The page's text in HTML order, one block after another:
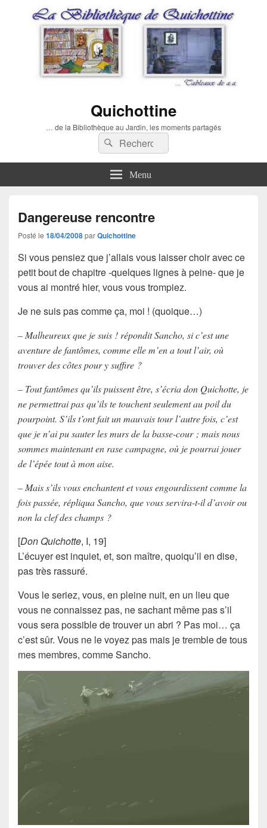
Quichottine
… de la Bibliothèque au Jardin, les moments partagés
Recherche :
Rechercher
Menu
Dangereuse rencontre
Posté le 18/04/2008parQuichottine
Si vous pensiez que j’allais vous laisser choir avec ce
petit bout de chapitre -quelques lignes à peine- que je
vous ai montré hier, vous vous trompiez.
Je ne suis pas comme ça, moi ! (quoique…)
– Malheureux que je suis ! répondit Sancho, si c’est une
aventure de fantômes, comme elle m’en a tout l’air, où
trouver des côtes pour y suffire ?
– Tout fantômes qu’ils puissent être, s’écria don Quichotte, je
ne permettrai pas qu’ils te touchent seulement au poil du
pourpoint. S’ils t’ont fait un mauvais tour l’autre fois, c’est
que je n’ai pu sauter les murs de la basse-cour ; mais nous
sommes maintenant en rase campagne, où je pourrai jouer
de l’épée tout à mon aise.
– Mais s’ils vous enchantent et vous engourdissent comme la
fois passée, répliqua Sancho, que vous servira-t-il d’avoir ou
non la clef des champs ?
[Don Quichotte, I, 19]
L’écuyer est inquiet, et, son maître, quoiqu’il en dise,
pas très rassuré.
Vous le seriez, vous, en pleine nuit, en un lieu que
vous ne connaissez pas, ne sachant même pas s’il
vous sera possible de trouver un abri ? Pas moi… ça
c’est sûr. Vous ne le voyez pas mais je tremble de tous
mes membres, commeSancho.